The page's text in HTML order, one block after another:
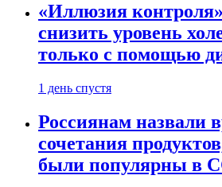
«Иллюзия
снизить уровень
только с помощью
1 день спустя
Россиянам назвали
сочетания
были популярны в